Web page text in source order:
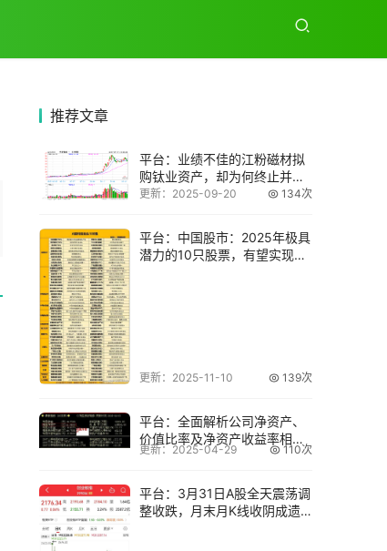
推荐文章
平台：业绩不佳的江粉磁材拟
购钛业资产，却为何终止并购
事项？
更新：2025-09-20 134次
平台：中国股市：2025年极具
潜力的10只股票，有望实现十
更新：2025-11-10 139次
平台：全面解析公司净资产、
价值比率及净资产收益率相关
要点
更新：2025-04-29 110次
平台：3月31日A股全天震荡调
整收跌，月末月K线收阴成遗